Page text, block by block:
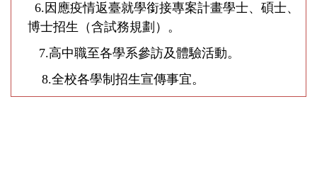
6. 因應疫情返臺就學銜接專案計畫學士、碩士、
博士招生（含試務規劃）。
7.高中職至各學系參訪及體驗活動。
8.全校各學制招生宣傳事宜。